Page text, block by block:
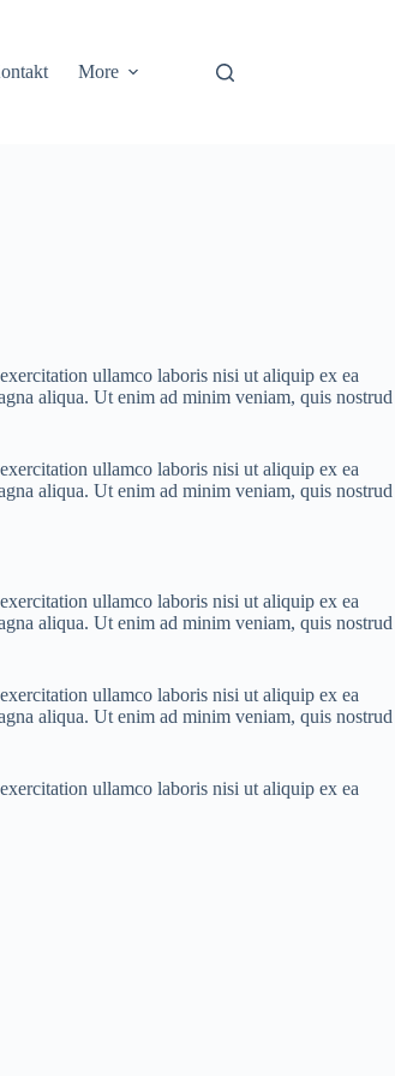
More
ullamco laboris nisi ut aliquip ex ea
aliqua. Ut enim ad minim veniam, quis nostrud
ullamco laboris nisi ut aliquip ex ea
aliqua. Ut enim ad minim veniam, quis nostrud
ullamco laboris nisi ut aliquip ex ea
aliqua. Ut enim ad minim veniam, quis nostrud
ullamco laboris nisi ut aliquip ex ea
aliqua. Ut enim ad minim veniam, quis nostrud
ullamco laboris nisi ut aliquip ex ea